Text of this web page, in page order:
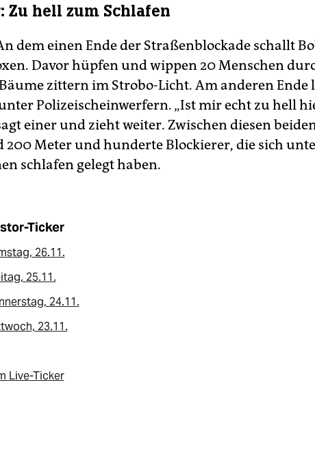
Zu hell zum Schlafen
dem einen Ende der Straßenblockade schallt
Davor hüpfen und wippen 20 Menschen
zittern im Strobo-Licht. Am anderen Ende
Polizeischeinwerfern. „Ist mir echt zu hell
einer und zieht weiter. Zwischen diesen
200 Meter und hunderte Blockierer, die sich
schlafen gelegt haben.
Ticker
26.11.
25.11.
24.11.
23.11.
Live-Ticker